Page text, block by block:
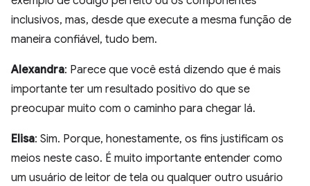
inclusivos, mas, desde que execute a mesma função de
maneira confiável, tudo bem.
Alexandra: Parece que você está dizendo que é mais
importante ter um resultado positivo do que se
preocupar muito com o caminho para chegar lá.
Elisa: Sim. Porque, honestamente, os fins justificam os
meios neste caso. É muito importante entender como
um usuário de leitor de tela ou qualquer outro usuário